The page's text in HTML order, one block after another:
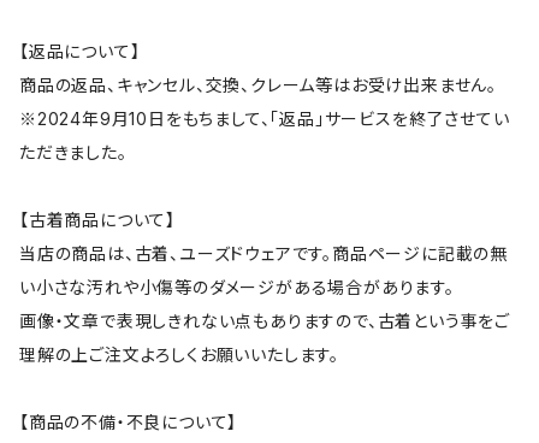
【返品について】
商品の返品、キャンセル、交換、クレーム等はお受け出来ません。
※2024年9月10日をもちまして、「返品」サービスを終了させてい
ただきました。
【古着商品について】
当店の商品は、古着、ユーズドウェアです。商品ページに記載の無
い小さな汚れや小傷等のダメージがある場合があります。
画像・文章で表現しきれない点もありますので、古着という事をご
理解の上ご注文よろしくお願いいたします。
【商品の不備・不良について】